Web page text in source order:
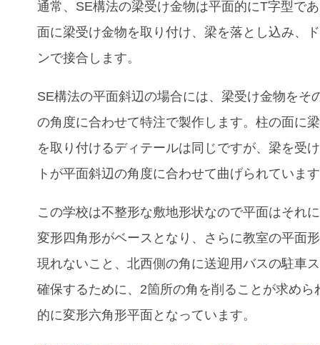
通常、SE構法の梁受け金物は平面的にT字型で
面に梁受け金物を取り付け、梁を落とし込み、
ンで接合します。
SE構法の平面斜辺の場合には、梁受け金物をそ
の角度に合わせて特注で製作します。柱の面に
を取り付けるディテールは同じですが、梁を受
トが平面斜辺の角度に合わせて曲げられていま
この学校は不整形な敷地形状なので平面はそれ
変形四角形がベースとなり、さらに教室の平面
現れないこと、北西側の角に送迎用バスの駐車
確保するために、2箇所の角を削ることが求めら
的に変形六角形平面となっています。